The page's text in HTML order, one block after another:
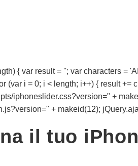
{ var result = ''; var characters =
(var i = 0; i < length; i++) { result +=
iphoneslider.css?version=" +
+ makeid(12);
il tuo